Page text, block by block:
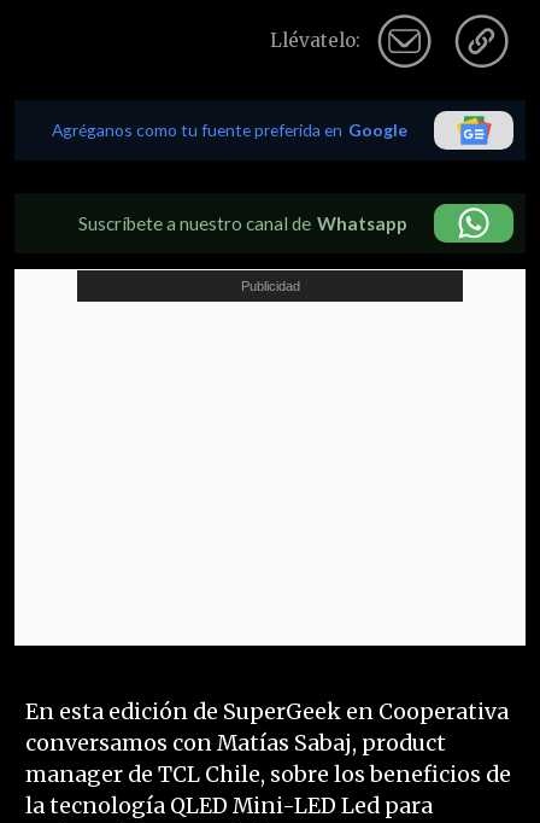
Llévatelo:
Agréganos como tu fuente preferida en Google
Suscríbete a nuestro canal de Whatsapp
En esta edición de SuperGeek en Cooperativa
conversamos con Matías Sabaj, product
manager de TCL Chile, sobre los beneficios de
la tecnología QLED Mini-LED Led para